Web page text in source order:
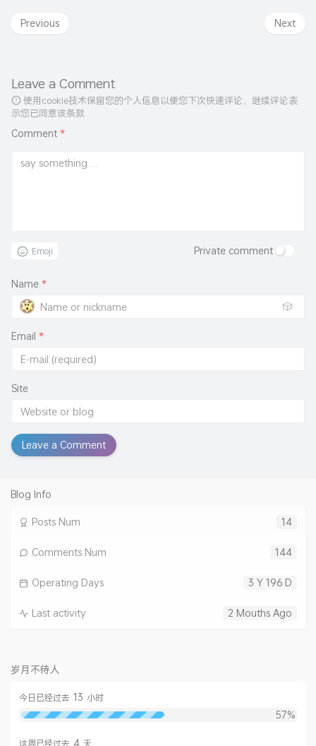
Next
Previous
Leave a Comment
使用cookie技术保留您的个人信息以便您下次快速评论，继续评论表
示您已同意该条款
Comment *
Emoji Private comment
Name *
🎲
Email *
Site
Leave a Comment
Blog Info
14
Posts Num
144
Comments Num
3 Y 196 D
Operating Days
2 Mouths Ago
Last activity
岁月不待人
今日已经过去 13 小时
57%
这周已经过去 4 天